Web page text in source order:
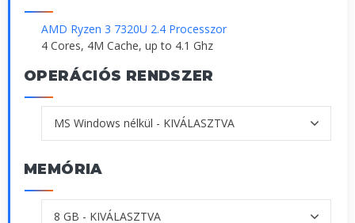
AMD Ryzen 3 7320U 2.4 Processzor
4 Cores, 4M Cache, up to 4.1 Ghz
OPERÁCIÓS RENDSZER
MEMÓRIA